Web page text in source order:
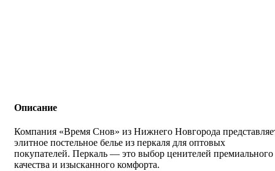
Описание
Компания «Время Снов» из Нижнего Новгорода
элитное постельное белье из перкаля для оптовых
покупателей. Перкаль — это выбор ценителей премиального
качества и изысканного комфорта.